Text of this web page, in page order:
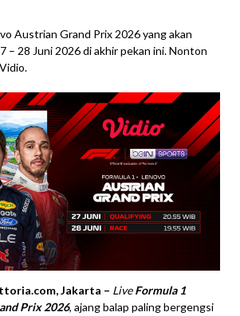
Austrian Grand Prix 2026 yang akan
– 28 Juni 2026 di akhir pekan ini. Nonton
Jakarta – LiveFormula 1
Prix 2026, ajang balap paling bergengsi